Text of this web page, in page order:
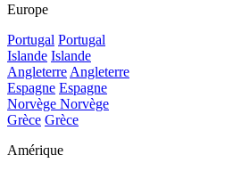
Europe
Portugal Portugal
Islande Islande
Angleterre Angleterre
Espagne Espagne
Norvège Norvège
Grèce Grèce
Amérique